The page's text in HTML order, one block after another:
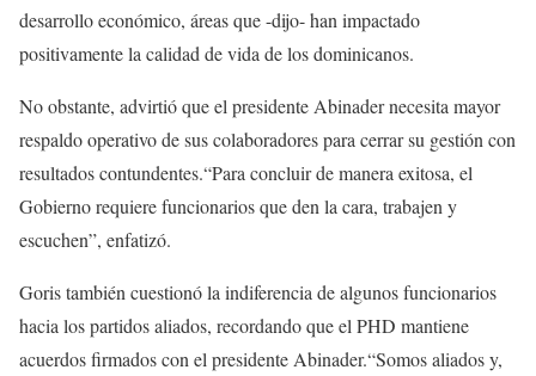
desarrollo económico, áreas que -dijo- han impactado
positivamente la calidad de vida de los dominicanos.
No obstante, advirtió que el presidente Abinader necesita mayor
respaldo operativo de sus colaboradores para cerrar su gestión con
resultados contundentes.“Para concluir de manera exitosa, el
Gobierno requiere funcionarios que den la cara, trabajen y
escuchen”, enfatizó.
Goris también cuestionó la indiferencia de algunos funcionarios
hacia los partidos aliados, recordando que el PHD mantiene
acuerdos firmados con el presidente Abinader.“Somos aliados y,